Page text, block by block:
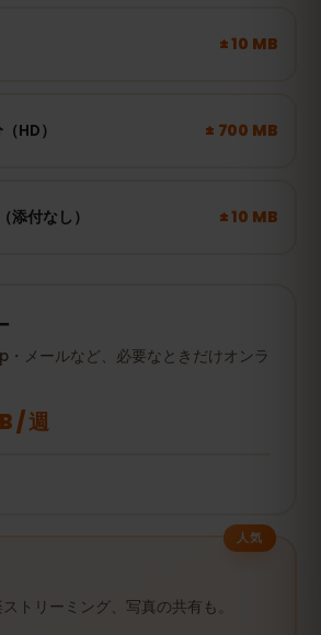
± 10 MB
HD） ± 700 MB
添付なし） ± 10 MB
メールなど、必要なときだけオンラ
/ 週
人気
トリーミング、写真の共有も。